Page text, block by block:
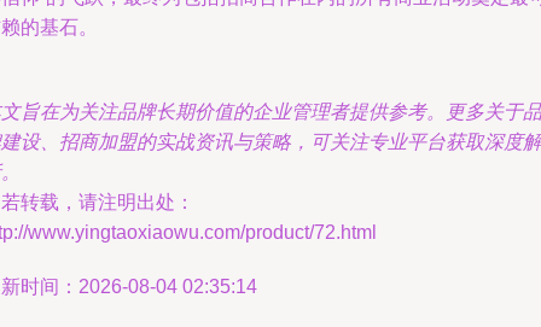
的基石。
旨在为关注品牌长期价值的企业管理者提供参考。更多关于品
设、招商加盟的实战资讯与策略，可关注专业平台获取深度解
转载，请注明出处：
www.yingtaoxiaowu.com/product/72.html
时间：2026-08-04 02:35:14